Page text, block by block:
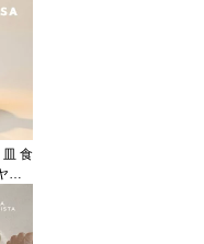
ウ
50
外
ポ
ン
皿 食
シ
枚
ト
ウ